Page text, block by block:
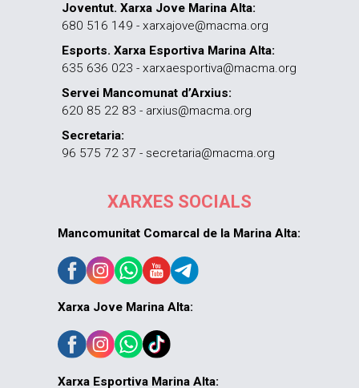
Joventut. Xarxa Jove Marina Alta:
680 516 149 - xarxajove@macma.org
Esports. Xarxa Esportiva Marina Alta:
635 636 023 - xarxaesportiva@macma.org
Servei Mancomunat d’Arxius:
620 85 22 83 - arxius@macma.org
Secretaria:
96 575 72 37 - secretaria@macma.org
XARXES SOCIALS
Mancomunitat Comarcal de la Marina Alta:
Xarxa Jove Marina Alta:
Xarxa Esportiva Marina Alta: